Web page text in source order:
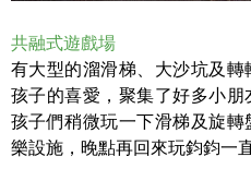
共融式遊戲場
有大型的溜滑梯、大沙坑及
孩子的喜愛，聚集了好多小
孩子們稍微玩一下滑梯及旋
樂設施，晚點再回來玩鈞鈞一